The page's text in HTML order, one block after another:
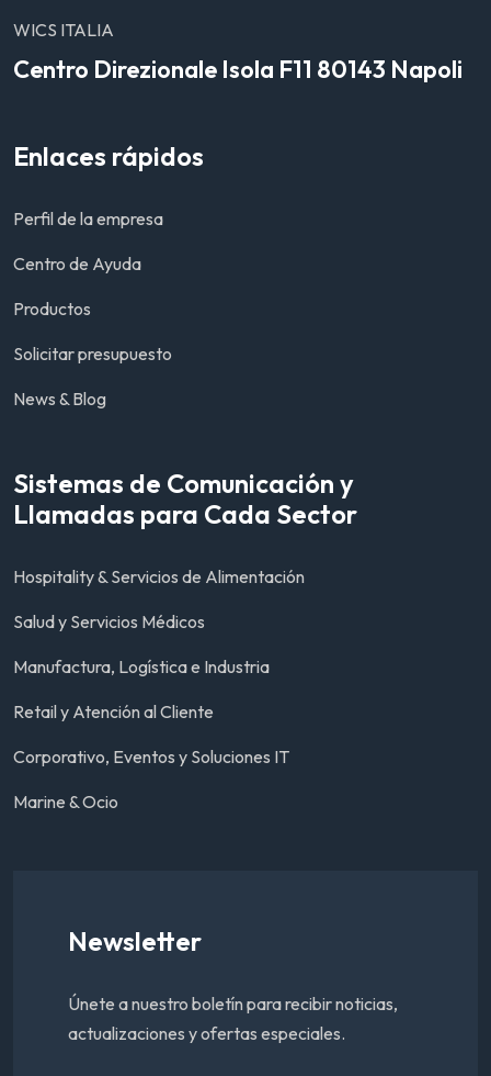
WICS ITALIA
Centro Direzionale Isola F11 80143 Napoli
Enlaces rápidos
Perfil de la empresa
Centro de Ayuda
Productos
Solicitar presupuesto
News & Blog
Sistemas de Comunicación y
Llamadas para Cada Sector
Hospitality & Servicios de Alimentación
Salud y Servicios Médicos
Manufactura, Logística e Industria
Retail y Atención al Cliente
Corporativo, Eventos y Soluciones IT
Marine & Ocio
Newsletter
Únete a nuestro boletín para recibir noticias,
actualizaciones y ofertas especiales.